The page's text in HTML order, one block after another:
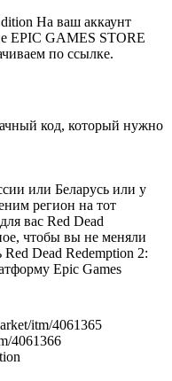
На ваш аккаунт
EPIC GAMES STORE
по ссылке.
код, который нужно
или Беларусь или у
регион на тот
вас Red Dead
чтобы вы не меняли
Dead Redemption 2:
Epic Games
itm/4061365
4061366